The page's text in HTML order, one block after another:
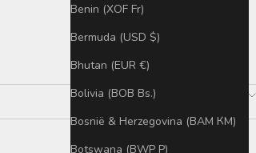
Benin (XOF Fr)
Bermuda (USD $)
Bhutan (EUR €)
Bolivia (BOB Bs.)
Bosnië & Herzegovina (BAM КМ)
Botswana (BWP P)